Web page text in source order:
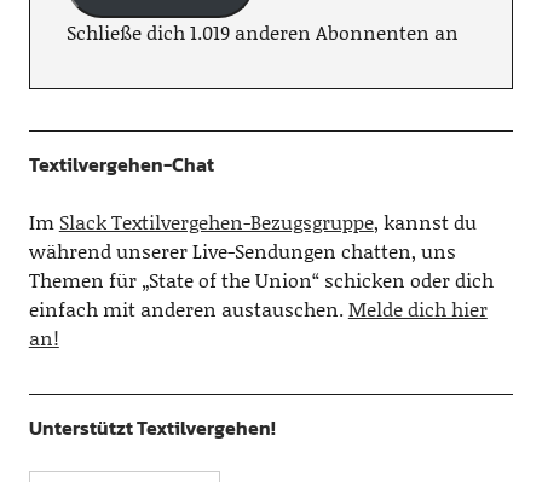
Schließe dich 1.019 anderen Abonnenten an
Textilvergehen-Chat
Im Slack Textilvergehen-Bezugsgruppe, kannst du
während unserer Live-Sendungen chatten, uns
Themen für „State of the Union“ schicken oder dich
einfach mit anderen austauschen.Melde dich hier
an!
Unterstützt Textilvergehen!